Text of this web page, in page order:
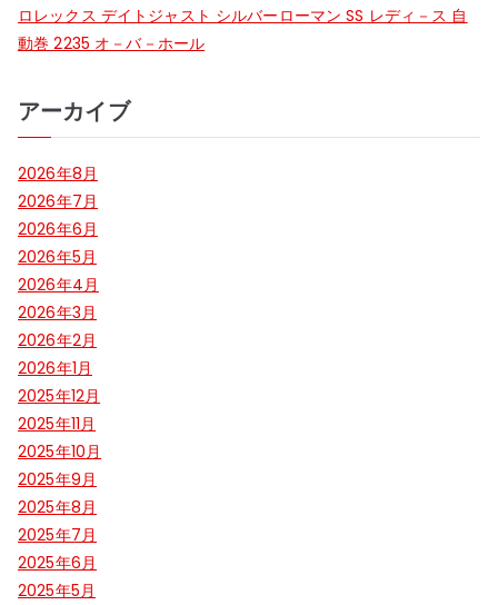
ロレックス デイトジャスト シルバーローマン SS レディ－ス 自
動巻 2235 オ－バ－ホール
アーカイブ
2026年8月
2026年7月
2026年6月
2026年5月
2026年4月
2026年3月
2026年2月
2026年1月
2025年12月
2025年11月
2025年10月
2025年9月
2025年8月
2025年7月
2025年6月
2025年5月